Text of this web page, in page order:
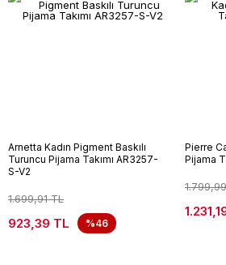
Arnetta Kadın Pigment Baskılı
Turuncu Pijama Takımı AR3257-
S-V2
1.699,91 TL
923,39 TL %46
Pierre
Pijama